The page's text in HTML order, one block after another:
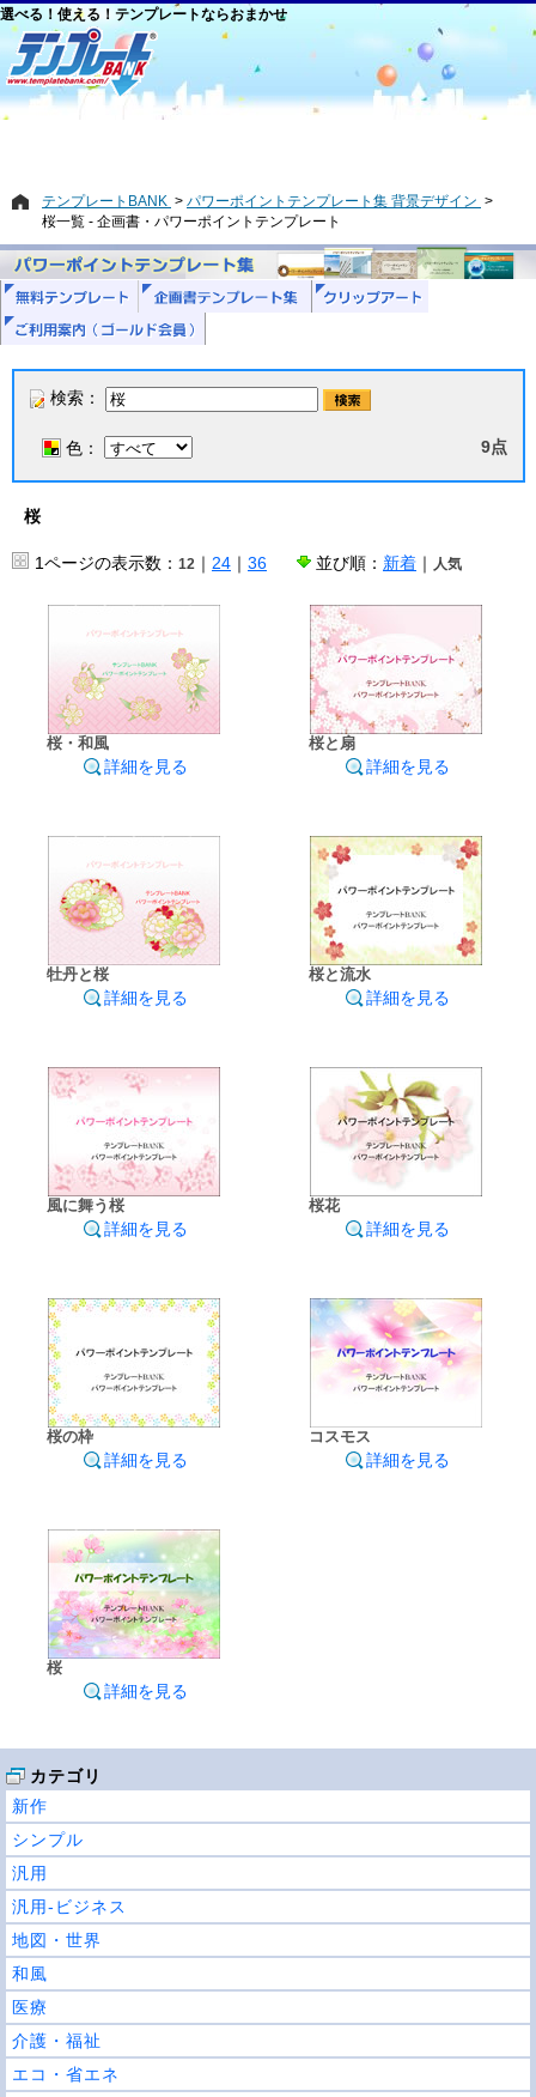
選べる！使える！テンプレートならおまかせ
テンプレートBANK
パワーポイントテンプレート集 背景デザイン
桜一覧 - 企画書・パワーポイントテンプレート
カテゴリ
新作
シンプル
汎用
汎用-ビジネス
地図・世界
和風
医療
介護・福祉
エコ・省エネ
検索：
色： 9点
桜
1ページの表示数： 12 ｜ 24 ｜ 36 並び順： 新着 ｜ 人気
桜・和風
詳細を見る
桜と扇
詳細を見る
牡丹と桜
詳細を見る
桜と流水
詳細を見る
風に舞う桜
詳細を見る
桜花
詳細を見る
桜の枠
詳細を見る
コスモス
詳細を見る
桜
詳細を見る